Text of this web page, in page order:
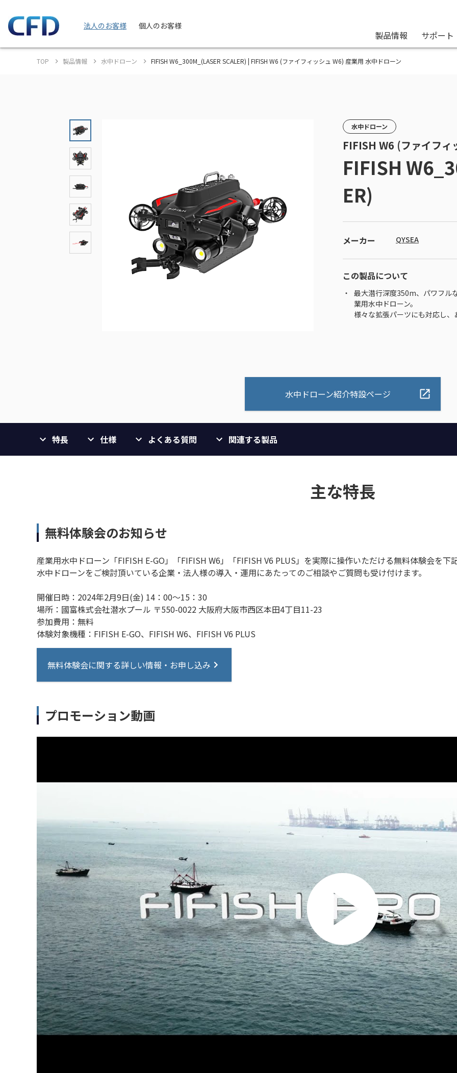
法人のお客様 個人のお客様
製品情報 サポート
TOP 製品情報 水中ドローン FIFISH W6_300M_(LASER SCALER) | FIFISH W6 (ファイフィッシュ W6) 産業用 水中ドローン
水中ドローン
FIFISH W6 (ファイフィ
FIFISH
ER)
メーカー QYSEA
この製品について
最大潜行深度350m、パワフル
業用水中ドローン。
様々な拡張パーツにも対応し、
水中ドローン紹介特設ページ
特長 仕様 よくある質問 関連する製品
主な特長
無料体験会のお知らせ
産業用水中ドローン「FIFISH E-GO」「FIFISH W6」「FIFISH V6 PLUS」を実際に操作いただける無料体験会を下
水中ドローンをご検討頂いている企業・法人様の導入・運用にあたってのご相談やご質問も受け付けます。
開催日時：2024年2月9日(金) 14：00～15：30
場所：國富株式会社潜水プール 〒550-0022 大阪府大阪市西区本田4丁目11-23
参加費用：無料
体験対象機種：FIFISH E-GO、FIFISH W6、FIFISH V6 PLUS
無料体験会に関する詳しい情報・お申し込み
プロモーション動画